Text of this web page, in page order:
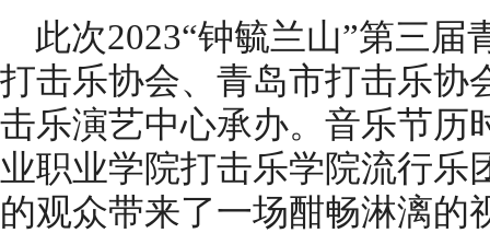
此次2023“钟毓兰山”第三
打击乐协会、青岛市打击乐协
击乐演艺中心承办。音乐节历
业职业学院打击乐学院流行乐
的观众带来了一场酣畅淋漓的